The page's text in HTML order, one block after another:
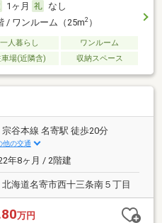
1ヶ月
なし
/ ワンルーム（25m2）
一人暮らし
ワンルーム
車場(近隣含) 収納スペース
宗谷本線 名寄駅 徒歩20分
他の交通
年8ヶ月 / 2階建
北海道名寄市西十三条南５丁目
万円